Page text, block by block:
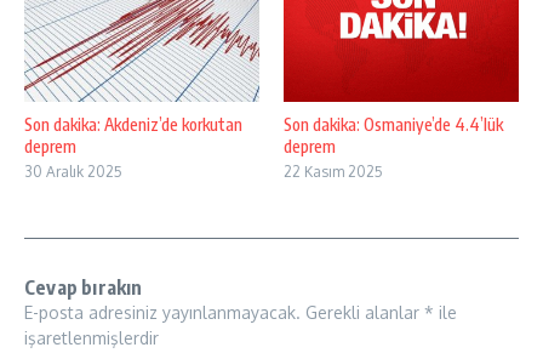
Son dakika: Akdeniz’de korkutan
deprem
30 Aralık 2025
Son dakika: Osmaniye’de 4.4’lük
deprem
22 Kasım 2025
Cevap bırakın
E-posta adresiniz yayınlanmayacak. Gerekli alanlar * ile
işaretlenmişlerdir